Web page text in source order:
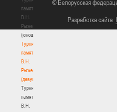
памяти
В.Н.
Рыженкова
(юноши)
Турнир
памяти
В.Н.
Рыженкова
(девушки)
Турнир
памяти
В.Н.
© Белорусская
Разработка сайта